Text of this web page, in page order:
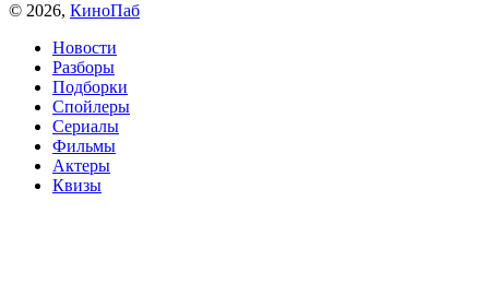
© 2026, КиноПаб
Новости
Разборы
Подборки
Спойлеры
Сериалы
Фильмы
Актеры
Квизы